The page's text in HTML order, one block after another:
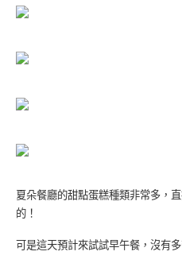
夏朵餐廳的甜點蛋糕種類非常多，
的！
可是這天預計來試試早午餐，沒有